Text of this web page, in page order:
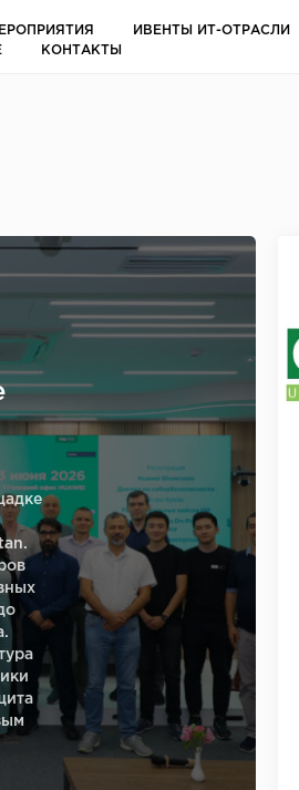
ИВЕНТЫ ИТ-ОТРАСЛИ
КОНТАКТЫ